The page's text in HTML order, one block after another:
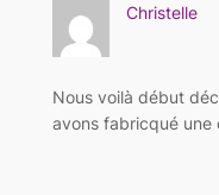
Christelle
Nous voilà début
avons fabricqué une